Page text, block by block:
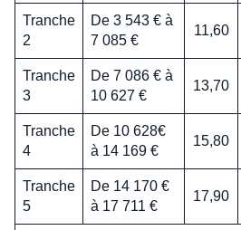
Tranche
2
De 3 543 € à
7 085 €
11,60
Tranche
3
De 7 086 € à
10 627 €
13,70
Tranche
4
De 10 628€
à 14 169 €
15,80
Tranche
5
De 14 170 €
à 17 711 €
17,90